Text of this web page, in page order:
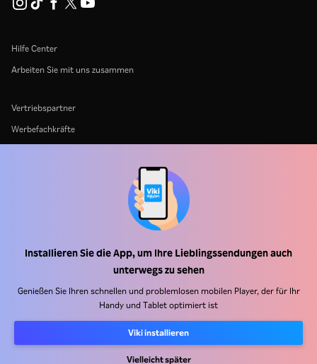
Installieren Sie die App, um Ihre Lieblingssendungen auch
unterwegs zu sehen
Genießen Sie Ihren schnellen und problemlosen mobilen Player, der für Ihr
Handy und Tablet optimiert ist
Viki installieren
Vielleicht später
Hilfe Center
Arbeiten Sie mit uns zusammen
Vertriebspartner
Werbefachkräfte
Richtlinie zu Cookies und Tracking-Technologien
Urheberrechtsrichtlinie
RakutenRakuten KoboRakuten ViberRakuten TravelMore servicesAbout Rakuten